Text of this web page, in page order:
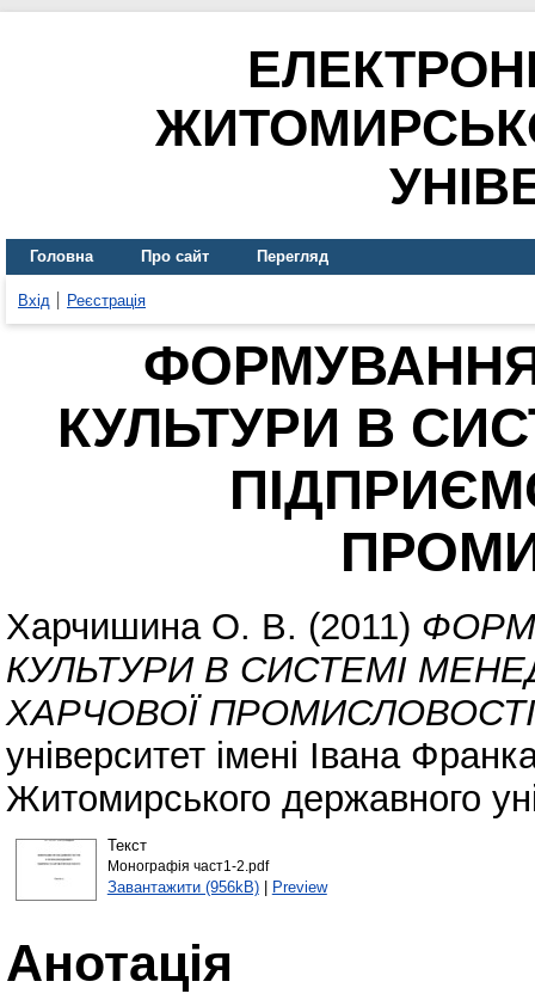
Головна Про сайт Перегляд
Вхід Реєстрація
ФОРМУВАННЯ
КУЛЬТУРИ В
Харчишина О. В. (2011)
КУЛЬТУРИ В СИСТЕМІ
ХАРЧОВОЇ
університет імені Івана
Житомирського державного
Текст
Монографія част1-2.pdf
Завантажити (956kB)| Preview
Анотація